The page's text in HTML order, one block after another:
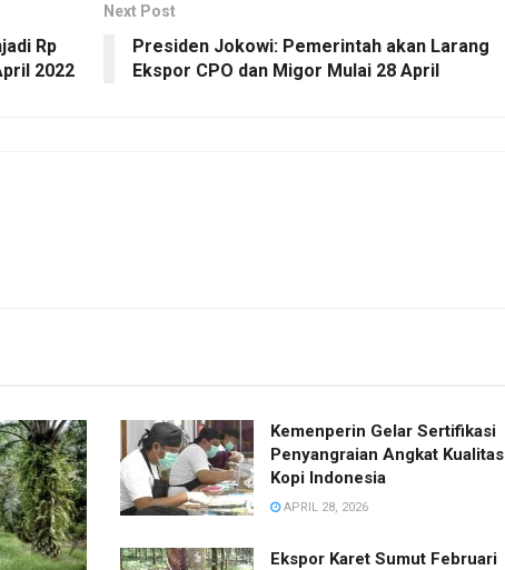
Rp
2022
Next Post
Presiden Jokowi: Pemerintah akan Larang
Ekspor CPO dan Migor Mulai 28 April
Kemenperin Gelar Sertifikasi
Penyangraian Angkat Kualitas
Kopi Indonesia
APRIL 28, 2026
Ekspor Karet Sumut Februari